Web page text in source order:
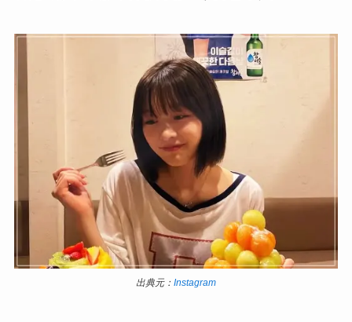
出典元： Instagram